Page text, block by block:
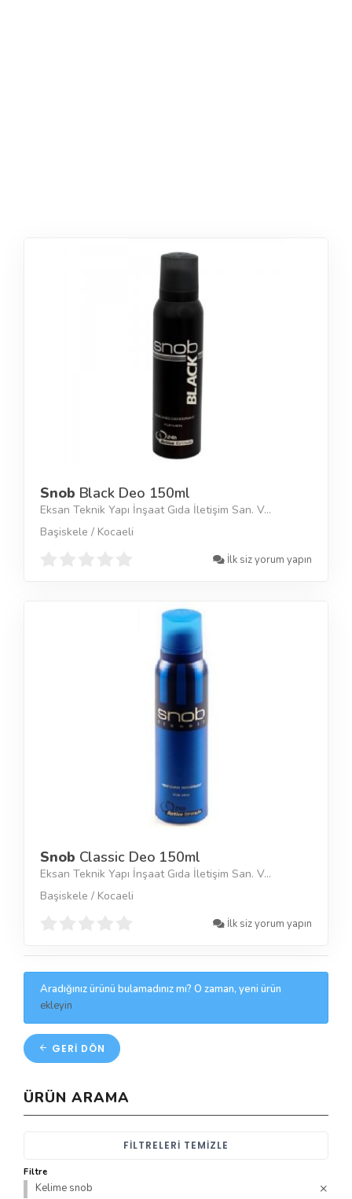
Snob Black Deo 150ml
Eksan Teknik Yapı İnşaat Gıda İletişim San. V...
Başiskele / Kocaeli
İlk siz yorum yapın
Snob Classic Deo 150ml
Eksan Teknik Yapı İnşaat Gıda İletişim San. V...
Başiskele / Kocaeli
İlk siz yorum yapın
Aradığınız ürünü bulamadınız mı? O zaman, yeni ürün
ekleyin
GERI DÖN
ÜRÜN ARAMA
FILTRELERI TEMIZLE
Filtre
Kelime snob